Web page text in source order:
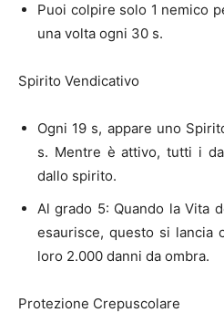
Puoi colpire solo 1 nemico
una volta ogni 30 s.
Spirito Vendicativo
Ogni 19 s, appare uno
s. Mentre è attivo, tutti i
dallo spirito.
Al grado 5: Quando la Vita
esaurisce, questo si lancia
loro 2.000 danni da ombra.
Protezione Crepuscolare